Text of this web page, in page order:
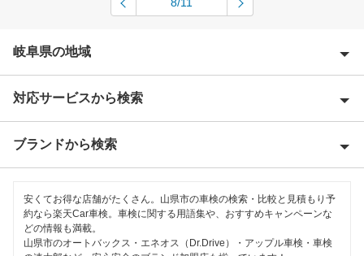
8/11
岐阜県の地域
安八郡
恵那市
大垣市
海津市
対応サービスから検索
Award 受賞店
特典あり
初めて来店割りあり
ブランドから検索
ENEOS
「車検の速太郎」
安くてお得な店舗がたくさん。山県市の車検の検索・比較と見積もり予
約なら楽天Car車検。車検に関する用語集や、おすすめキャンペーンな
どの情報も満載。
山県市のオートバックス・エネオス（Dr.Drive）・アップル車検・車検